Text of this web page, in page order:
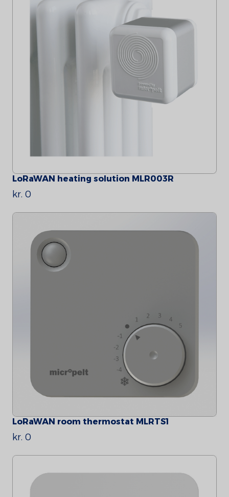
LoRaWAN heating solution MLR003R
kr. 0
LoRaWAN room thermostat MLRTS1
kr. 0